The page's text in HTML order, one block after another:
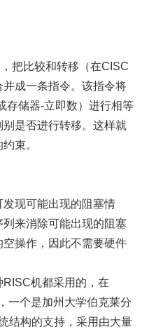
把比较和转移（在CISC
成一条指令。该指令将
存储器-立即数）进行相等
是否进行转移。这样就
束。
现可能出现的阻塞情
来消除可能出现的阻塞
操作，因此不需要硬件
RISC机都采用的，在
一个是加州大学伯克莱分
结构的支持，采用由大量